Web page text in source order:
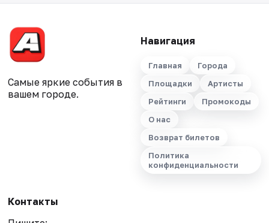
Самые яркие события в
вашем городе.
Навигация
Главная
Города
Площадки
Артисты
Рейтинги
Промокоды
О нас
Возврат билетов
Политика
конфиденциальности
Контакты